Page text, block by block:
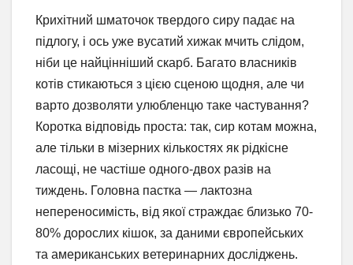
Крихітний шматочок твердого сиру падає на
підлогу, і ось уже вусатий хижак мчить слідом,
ніби це найцінніший скарб. Багато власників
котів стикаються з цією сценою щодня, але чи
варто дозволяти улюбленцю таке частування?
Коротка відповідь проста: так, сир котам можна,
але тільки в мізерних кількостях як рідкісне
ласощі, не частіше одного-двох разів на
тиждень. Головна пастка — лактозна
непереносимість, від якої страждає близько 70-
80% дорослих кішок, за даними європейських
та американських ветеринарних досліджень.